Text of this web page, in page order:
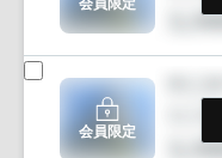
会員限定
会員限定